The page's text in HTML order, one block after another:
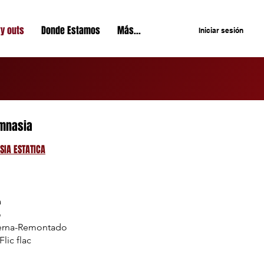
outs Donde Estamos Más... Iniciar sesión
ESTATICA
Remontado
flac